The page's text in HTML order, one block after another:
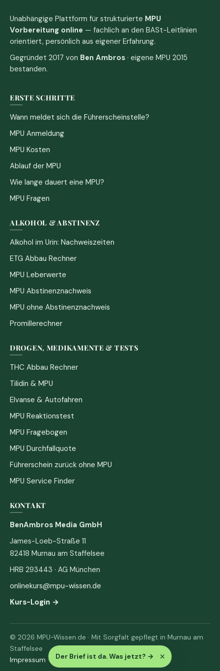
Der Brief ist da. Was jetzt? → ×
Unabhängige Plattform für strukturierte MPU
Vorbereitung online — fachlich an den BASt-Leitlinien
orientiert, persönlich aus eigener Erfahrung.
Gegründet 2017 von Ben Ambros · eigene MPU 2015
bestanden.
ERSTE SCHRITTE
Wann meldet sich die Führerscheinstelle?
MPU Anmeldung
MPU Kosten
Ablauf der MPU
Wie lange dauert eine MPU?
MPU Fragen
ALKOHOL & ABSTINENZ
Alkohol im Urin: Nachweiszeiten
ETG Abbau Rechner
MPU Leberwerte
MPU Abstinenznachweis
MPU ohne Abstinenznachweis
Promillerechner
DROGEN, MEDIKAMENTE & TESTS
THC Abbau Rechner
Tilidin & MPU
Elvanse & Autofahren
MPU Reaktionstest
MPU Fragebogen
MPU Durchfallquote
Führerschein zurück ohne MPU
MPU Service Finder
KONTAKT
BenAmbros Media GmbH
James-Loeb-Straße 11
82418 Murnau am Staffelsee
HRB 293443 · AG München
onlinekurs@mpu-wissen.de
Kurs-Login →
© 2026 MPU-Wissen.de · Mit Sorgfalt gepflegt in Murnau am
Staffelsee
Impressum · Datenschutz & AGB